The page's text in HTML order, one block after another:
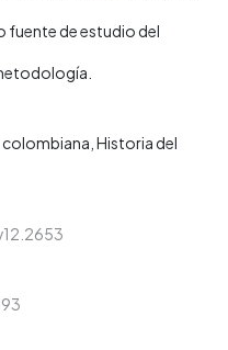
fuente de estudio del
Historia del